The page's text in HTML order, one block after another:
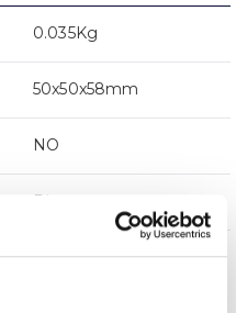
0.035Kg
50x50x58mm
NO
Directa